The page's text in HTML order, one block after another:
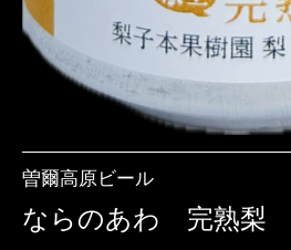
曽爾高原ビール
ならのあわ 完熟梨